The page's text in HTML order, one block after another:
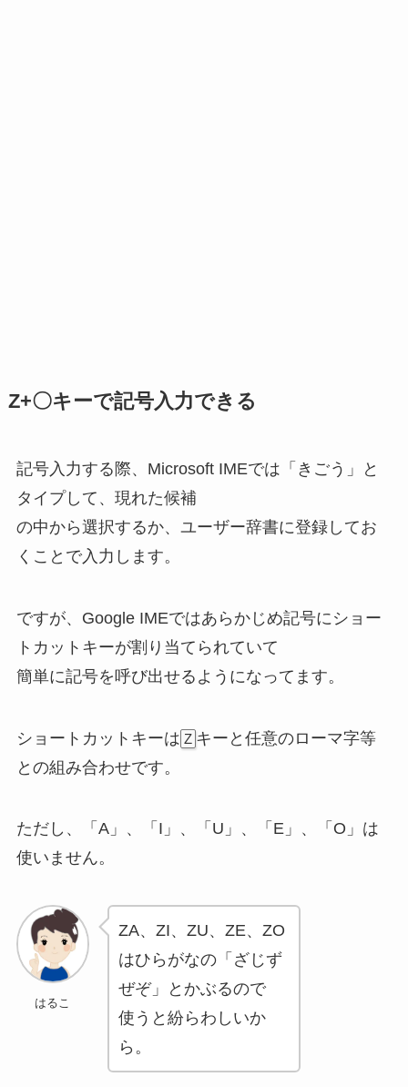
Z+〇キーで記号入力できる
記号入力する際、Microsoft IMEでは「きごう」と
タイプして、現れた候補
の中から選択するか、ユーザー辞書に登録してお
くことで入力します。
ですが、Google IMEではあらかじめ記号にショー
トカットキーが割り当てられていて
簡単に記号を呼び出せるようになってます。
ショートカットキーは Z キーと任意のローマ字等
との組み合わせです。
ただし、「A」、「I」、「U」、「E」、「O」は
使いません。
はるこ
ZA、ZI、ZU、ZE、ZO
はひらがなの「ざじず
ぜぞ」とかぶるので
使うと紛らわしいか
ら。